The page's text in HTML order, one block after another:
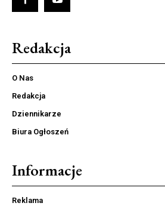
Redakcja
O Nas
Redakcja
Dziennikarze
Biura Ogłoszeń
Informacje
Reklama